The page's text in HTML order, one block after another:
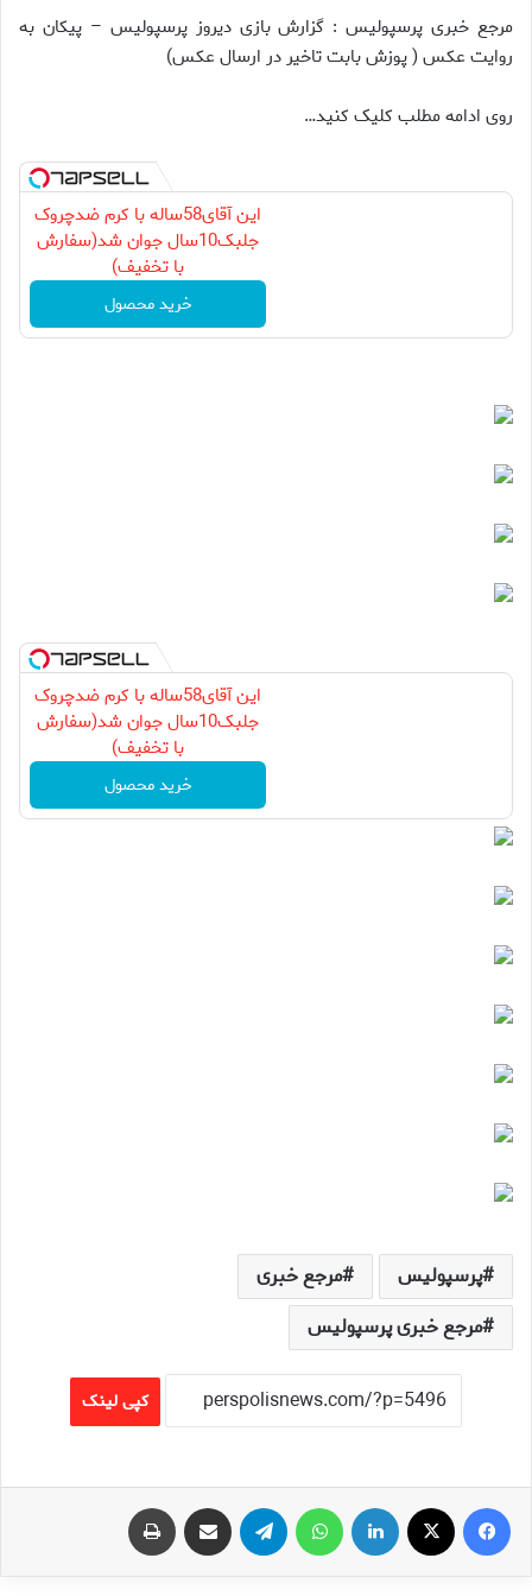
مرجع خبری پرسپولیس : گزارش بازی دیروز پرسپولیس – پیکان به
روایت عکس ( پوزش بابت تاخیر در ارسال عکس)
روی ادامه مطلب کلیک کنید…
این آقای58ساله با کرم ضدچروک
جلبک10سال جوان شد(سفارش
با تخفیف)
خرید محصول
این آقای58ساله با کرم ضدچروک
جلبک10سال جوان شد(سفارش
با تخفیف)
خرید محصول
پرسپولیس
مرجع خبری
مرجع خبری پرسپولیس
کپی لینک
فیس بوک لینکدین تلگرام اشتراک گذاری از طریق ایمیل